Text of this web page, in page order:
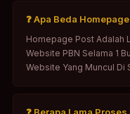
❓ Apa Beda
Homepage Post Adalah
Website PBN Selama 1
Website Yang Muncul Di